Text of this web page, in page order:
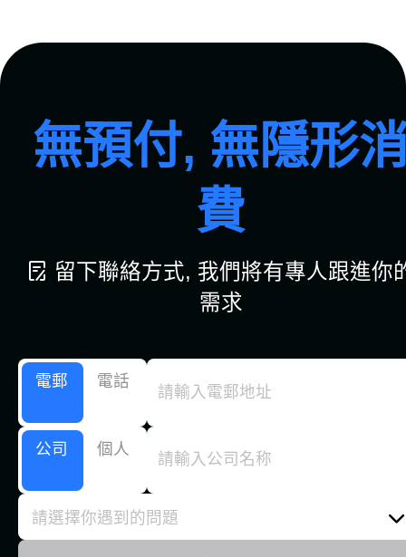
無預付, 無隱形
費
留下聯絡方式, 我們將有專人跟進你
需求
電郵 電話
公司 個人
請選擇你遇到的問題